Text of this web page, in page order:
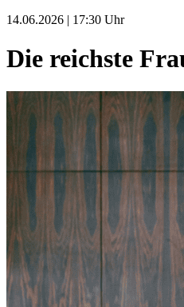
14.06.2026 | 17:30 Uhr
Die reichste